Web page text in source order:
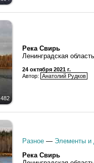
482
Река Свирь
Ленинградская
24 октября 2021 г.
Автор: Анатолий Рудков
Разное — Элементы и
Река Свирь